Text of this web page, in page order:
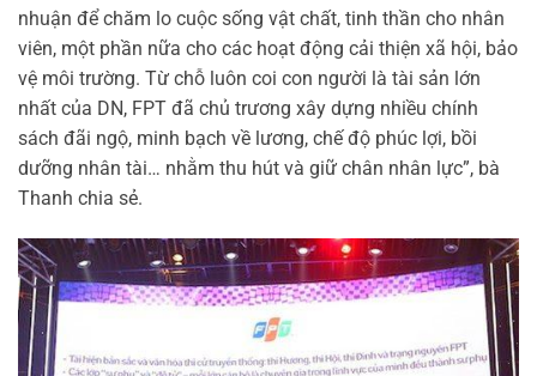
nhuận để chăm lo cuộc sống vật chất, tinh thần cho nhân
viên, một phần nữa cho các hoạt động cải thiện xã hội, bảo
vệ môi trường. Từ chỗ luôn coi con người là tài sản lớn
nhất của DN, FPT đã chủ trương xây dựng nhiều chính
sách đãi ngộ, minh bạch về lương, chế độ phúc lợi, bồi
dưỡng nhân tài… nhằm thu hút và giữ chân nhân lực”, bà
Thanh chia sẻ.